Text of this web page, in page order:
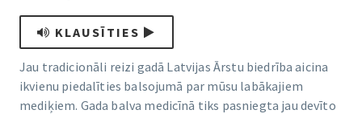
KLAUSĪTIES
Jau tradicionāli reizi gadā Latvijas Ārstu biedrība aicina
ikvienu piedalīties balsojumā par mūsu labākajiem
mediķiem. Gada balva medicīnā tiks pasniegta jau devīto